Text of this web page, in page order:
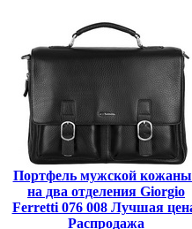
Портфель мужской
на два отделения Giorgio
Ferretti 076 008 Лучшая
Распродажа